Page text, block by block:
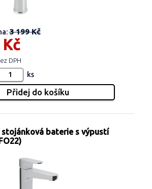
3 199 Kč
DPH
ks
stojánková baterie s výpustí